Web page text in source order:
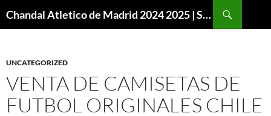
Chandal Atletico de Madrid 2024 2025 | SuperVigo
UNCATEGORIZED
VENTA DE CAMISETAS DE
FUTBOL ORIGINALES CHILE